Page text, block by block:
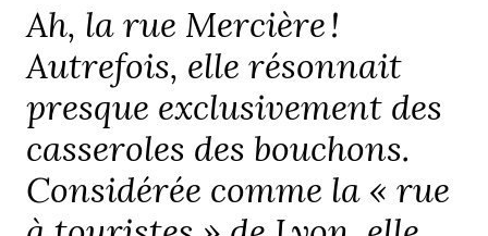
Ah, la rue Mercière !
Autrefois, elle résonnait
presque exclusivement des
casseroles des bouchons.
Considérée comme la « rue